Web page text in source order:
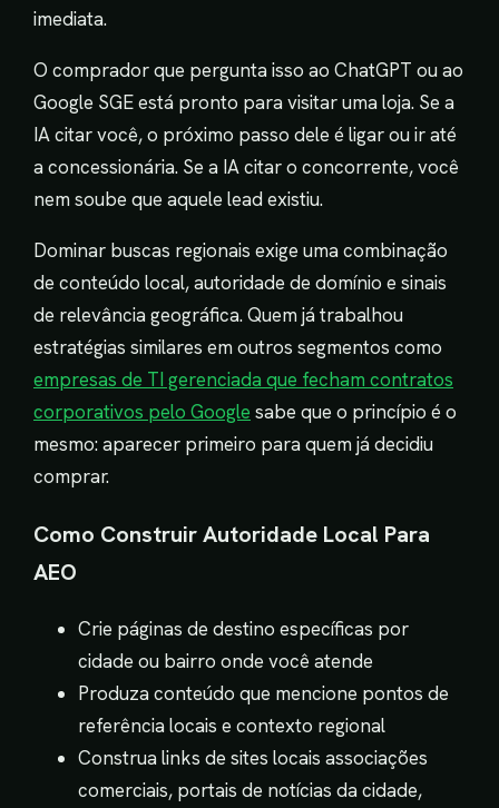
imediata.
O comprador que pergunta isso ao ChatGPT ou ao
Google SGE está pronto para visitar uma loja. Se a
IA citar você, o próximo passo dele é ligar ou ir até
a concessionária. Se a IA citar o concorrente, você
nem soube que aquele lead existiu.
Dominar buscas regionais exige uma combinação
de conteúdo local, autoridade de domínio e sinais
de relevância geográfica. Quem já trabalhou
estratégias similares em outros segmentos como
empresas de TI gerenciada que fecham contratos
corporativos pelo Google sabe que o princípio é o
mesmo: aparecer primeiro para quem já decidiu
comprar.
Como Construir Autoridade Local Para
AEO
Crie páginas de destino específicas por
cidade ou bairro onde você atende
Produza conteúdo que mencione pontos de
referência locais e contexto regional
Construa links de sites locais associações
comerciais, portais de notícias da cidade,